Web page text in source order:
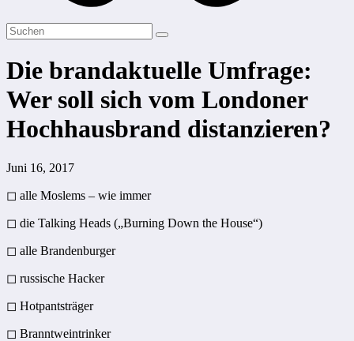
Die brandaktuelle Umfrage:
Wer soll sich vom Londoner
Hochhausbrand distanzieren?
Juni 16, 2017
◻ alle Moslems – wie immer
◻ die Talking Heads („Burning Down the House“)
◻ alle Brandenburger
◻ russische Hacker
◻ Hotpantsträger
◻ Branntweintrinker